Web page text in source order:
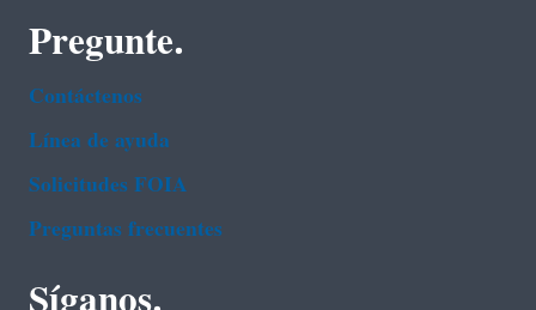
Pregunte.
Contáctenos
Línea de ayuda
Solicitudes FOIA
Preguntas frecuentes